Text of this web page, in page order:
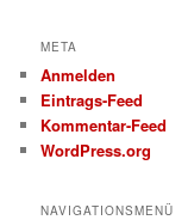
META
Anmelden
Eintrags-Feed
Kommentar-Feed
WordPress.org
NAVIGATIONSMENÜ